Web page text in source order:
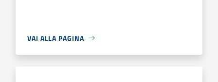
VAI ALLA PAGINA